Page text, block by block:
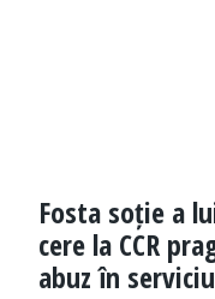
Fosta soție a
cere la CCR
abuz în serviciu